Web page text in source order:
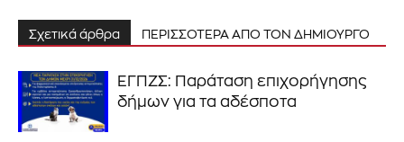
Σχετικά άρθρα ΠΕΡΙΣΣΟΤΕΡΑ ΑΠΟ ΤΟΝ ΔΗΜΙΟΥΡΓΟ
ΕΓΠΖΣ: Παράταση επιχορήγησης
δήμων για τα αδέσποτα